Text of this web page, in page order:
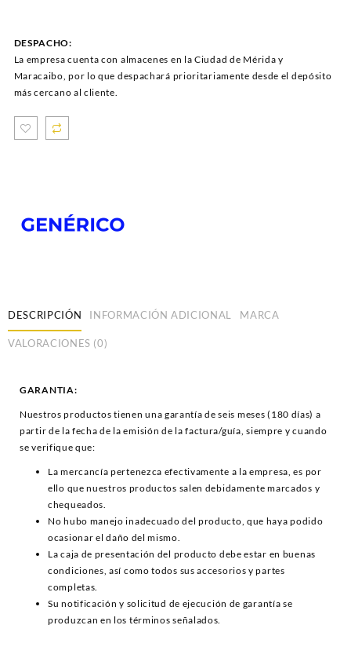
DESPACHO:
La empresa cuenta con almacenes en la Ciudad de Mérida y
Maracaibo, por lo que despachará prioritariamente desde el depósito
más cercano al cliente.
DESCRIPCIÓN INFORMACIÓN ADICIONAL MARCA
VALORACIONES (0)
GARANTIA:
Nuestros productos tienen una garantía de seis meses (180 días) a
partir de la fecha de la emisión de la factura/guía, siempre y cuando
se verifique que:
La mercancía pertenezca efectivamente a la empresa, es por
ello que nuestros productos salen debidamente marcados y
chequeados.
No hubo manejo inadecuado del producto, que haya podido
ocasionar el daño del mismo.
La caja de presentación del producto debe estar en buenas
condiciones, así como todos sus accesorios y partes
completas.
Su notificación y solicitud de ejecución de garantía se
produzcan en los términos señalados.